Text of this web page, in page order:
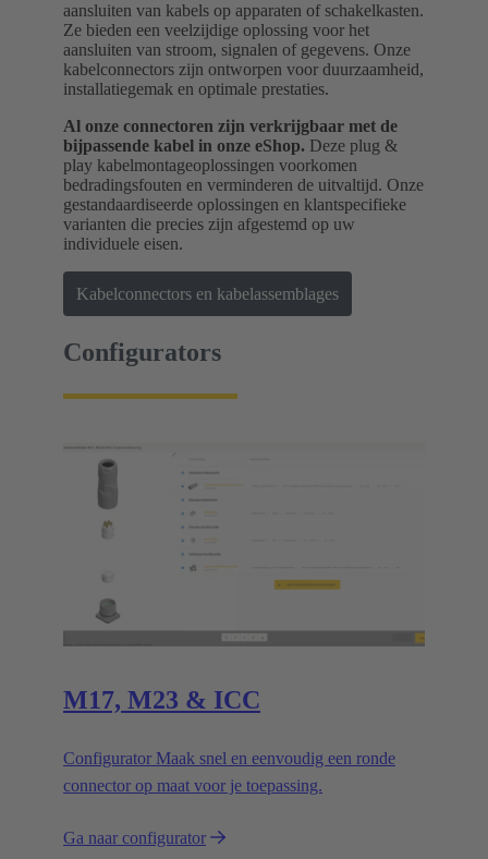
aansluiten van kabels op apparaten of schakelkasten.
Ze bieden een veelzijdige oplossing voor het
aansluiten van stroom, signalen of gegevens. Onze
kabelconnectors zijn ontworpen voor duurzaamheid,
installatiegemak en optimale prestaties.
Al onze connectoren zijn verkrijgbaar met de
bijpassende kabel in onze eShop. Deze plug &
play kabelmontageoplossingen voorkomen
bedradingsfouten en verminderen de uitvaltijd. Onze
gestandaardiseerde oplossingen en klantspecifieke
varianten die precies zijn afgestemd op uw
individuele eisen.
Kabelconnectors en kabelassemblages
Configurators
M17, M23 & ICC
Configurator Maak snel en eenvoudig een ronde
connector op maat voor je toepassing.
Ga naar configurator